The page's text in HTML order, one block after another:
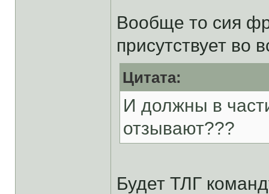
Вообще то сия
присутствует во
Цитата:
И должны в
отзывают???
Будет ТЛГ